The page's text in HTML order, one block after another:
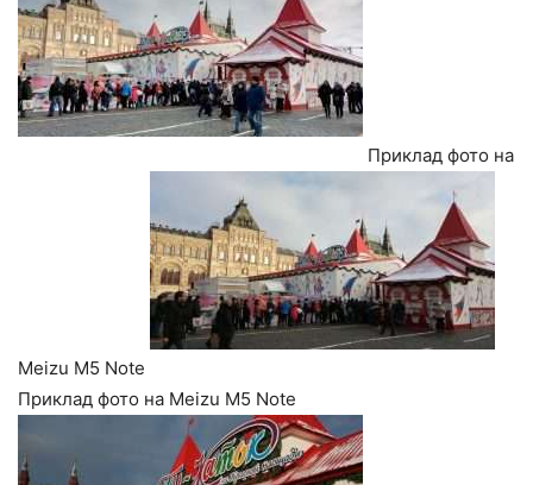
Приклад фото на
Meizu M5 Note
Приклад фото на Meizu M5 Note